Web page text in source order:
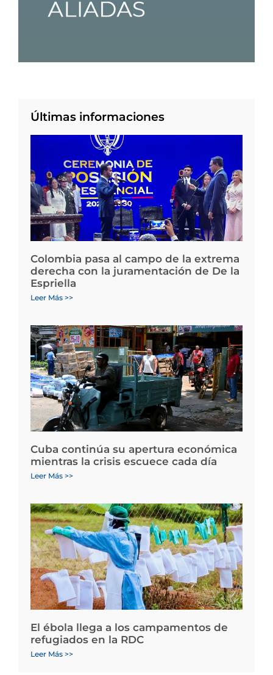
Últimas informaciones
Colombia pasa al campo de la extrema
derecha con la juramentación de De la
Espriella
Leer Más >>
Cuba continúa su apertura económica
mientras la crisis escuece cada día
Leer Más >>
El ébola llega a los campamentos de
refugiados en la RDC
Leer Más >>